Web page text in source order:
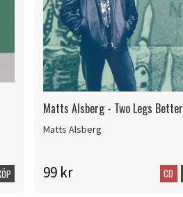
Matts Alsberg - Two Legs Better
Matts Alsberg
99 kr CD